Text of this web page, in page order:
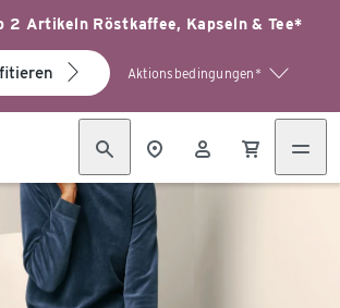
2 Artikeln Röstkaffee, Kapseln & Tee*
Aktionsbedingungen*